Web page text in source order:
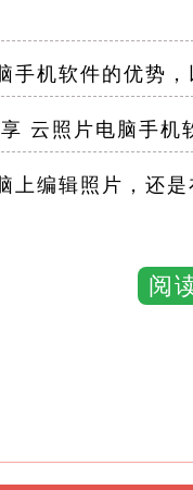
机软件的优势，
云照片电脑手机
编辑照片，还是
打破了传统照片
阅